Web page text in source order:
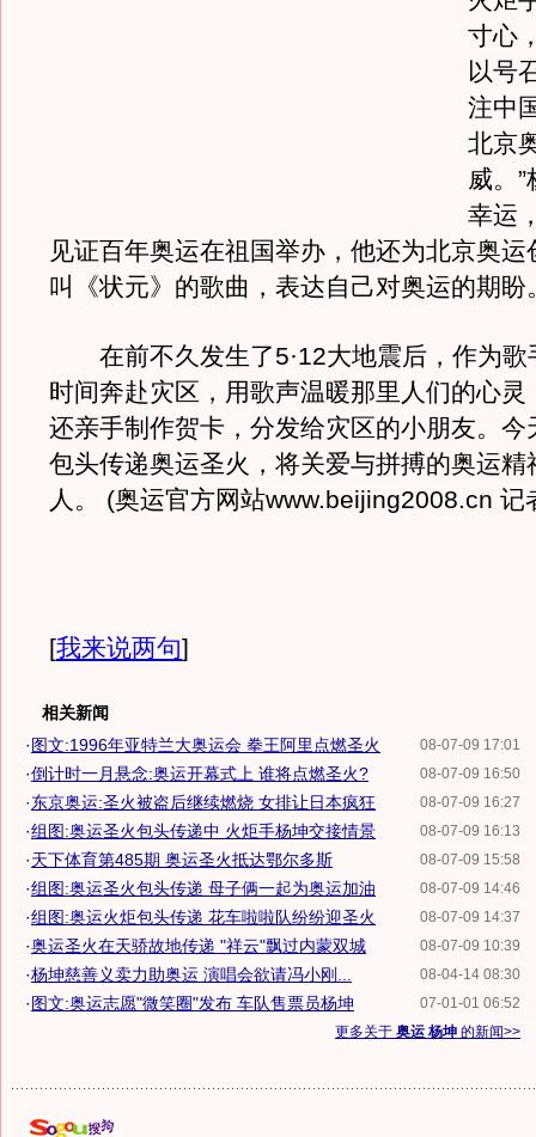
寸心
以号
注中
北京
威。
幸运
见证百年奥运在祖国举办，他还为北京奥运
叫《状元》的歌曲，表达自己对奥运的期
在前不久发生了5·12大地震后，作为歌
时间奔赴灾区，用歌声温暖那里人们的心灵
还亲手制作贺卡，分发给灾区的小朋友。今
包头传递奥运圣火，将关爱与拼搏的奥运精
人。 (奥运官方网站www.beijing2008.cn 记
[我来说两句]
相关新闻
08-07-09 17:01
·图文:1996年亚特兰大奥运会 拳王阿里点燃圣火
08-07-09 16:50
·倒计时一月悬念:奥运开幕式上 谁将点燃圣火?
08-07-09 16:27
·东京奥运:圣火被盗后继续燃烧 女排让日本疯狂
08-07-09 16:13
·组图:奥运圣火包头传递中 火炬手杨坤交接情景
08-07-09 15:58
·天下体育第485期 奥运圣火抵达鄂尔多斯
08-07-09 14:46
·组图:奥运圣火包头传递 母子俩一起为奥运加油
08-07-09 14:37
·组图:奥运火炬包头传递 花车啦啦队纷纷迎圣火
08-07-09 10:39
·奥运圣火在天骄故地传递 "祥云"飘过内蒙双城
08-04-14 08:30
·杨坤慈善义卖力助奥运 演唱会欲请冯小刚...
07-01-01 06:52
·图文:奥运志愿"微笑圈"发布 车队售票员杨坤
更多关于 奥运 杨坤 的新闻>>